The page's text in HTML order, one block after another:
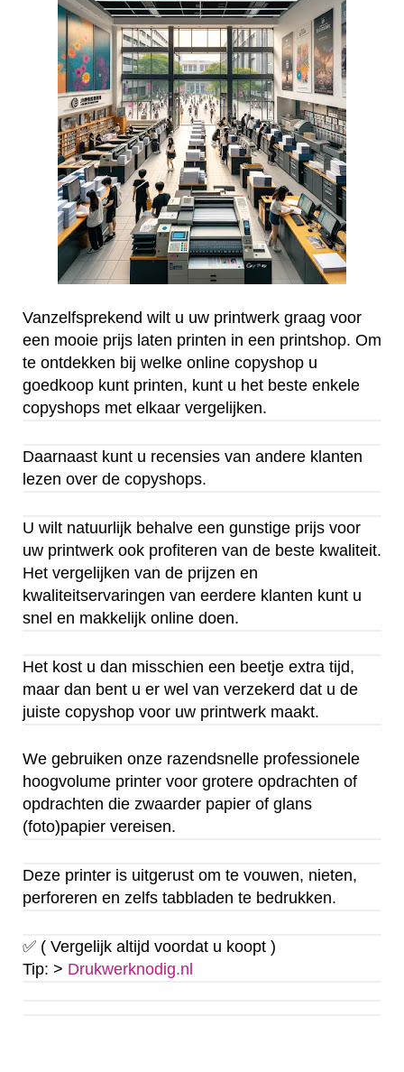
Vanzelfsprekend wilt u uw printwerk graag voor
een mooie prijs laten printen in een printshop. Om
te ontdekken bij welke online copyshop u
goedkoop kunt printen, kunt u het beste enkele
copyshops met elkaar vergelijken.
Daarnaast kunt u recensies van andere klanten
lezen over de copyshops.
U wilt natuurlijk behalve een gunstige prijs voor
uw printwerk ook profiteren van de beste kwaliteit.
Het vergelijken van de prijzen en
kwaliteitservaringen van eerdere klanten kunt u
snel en makkelijk online doen.
Het kost u dan misschien een beetje extra tijd,
maar dan bent u er wel van verzekerd dat u de
juiste copyshop voor uw printwerk maakt.
We gebruiken onze razendsnelle professionele
hoogvolume printer voor grotere opdrachten of
opdrachten die zwaarder papier of glans
(foto)papier vereisen.
Deze printer is uitgerust om te vouwen, nieten,
perforeren en zelfs tabbladen te bedrukken.
✅ ( Vergelijk altijd voordat u koopt )
Tip: > Drukwerknodig.nl